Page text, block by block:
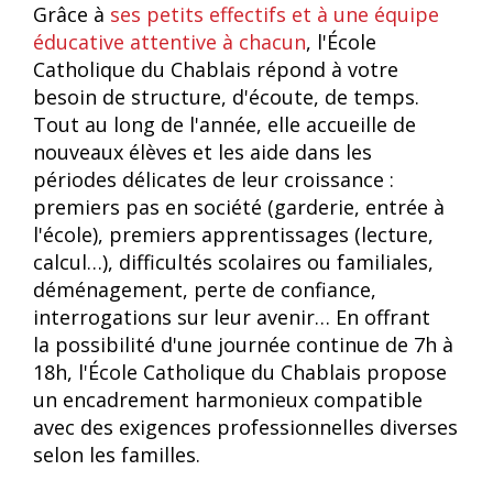
Grâce à ses petits effectifs et à une équipe
éducative attentive à chacun, l'École
Catholique du Chablais répond à votre
besoin de structure, d'écoute, de temps.
Tout au long de l'année, elle accueille de
nouveaux élèves et les aide dans les
périodes délicates de leur croissance :
premiers pas en société (garderie, entrée à
l'école), premiers apprentissages (lecture,
calcul…), difficultés scolaires ou familiales,
déménagement, perte de confiance,
interrogations sur leur avenir… En offrant
la possibilité d'une journée continue de 7h à
18h, l'École Catholique du Chablais propose
un encadrement harmonieux compatible
avec des exigences professionnelles diverses
selon les familles.